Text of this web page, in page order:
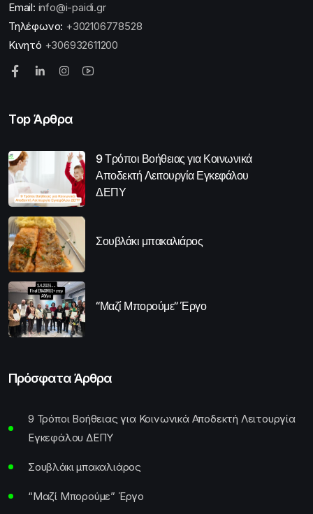
Email: info@i-paidi.gr
Τηλέφωνο: +302106778528
Κινητό +306932611200
Top Άρθρα
9 Τρόποι Βοήθειας για Κοινωνικά
Αποδεκτή Λειτουργία Εγκεφάλου
ΔΕΠΥ
Σουβλάκι μπακαλιάρος
“Μαζί Μπορούμε” Έργο
Πρόσφατα Άρθρα
9 Τρόποι Βοήθειας για Κοινωνικά Αποδεκτή Λειτουργία
Εγκεφάλου ΔΕΠΥ
Σουβλάκι μπακαλιάρος
“Μαζί Μπορούμε” Έργο